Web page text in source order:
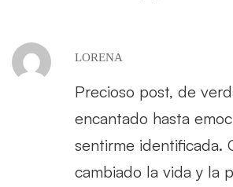
LORENA
Precioso post, de
encantado hasta
sentirme identificada.
cambiado la vida y la